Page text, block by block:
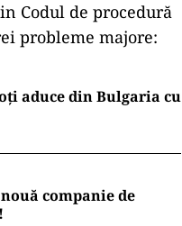
Codul de procedură
probleme majore:
aduce din Bulgaria cu
companie de